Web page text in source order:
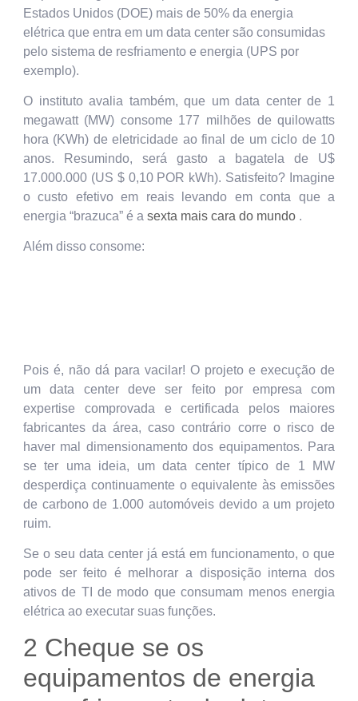
Estados Unidos (DOE) mais de 50% da energia
elétrica que entra em um data center são consumidas
pelo sistema de resfriamento e energia (UPS por
exemplo).
O instituto avalia também, que um data center de 1
megawatt (MW) consome 177 milhões de quilowatts
hora (KWh) de eletricidade ao final de um ciclo de 10
anos. Resumindo, será gasto a bagatela de U$
17.000.000 (US $ 0,10 POR kWh). Satisfeito? Imagine
o custo efetivo em reais levando em conta que a
energia “brazuca” é a sexta mais cara do mundo.
Além disso consome:
Pois é, não dá para vacilar! O projeto e execução de
um data center deve ser feito por empresa com
expertise comprovada e certificada pelos maiores
fabricantes da área, caso contrário corre o risco de
haver mal dimensionamento dos equipamentos. Para
se ter uma ideia, um data center típico de 1 MW
desperdiça continuamente o equivalente às emissões
de carbono de 1.000 automóveis devido a um projeto
ruim.
Se o seu data center já está em funcionamento, o que
pode ser feito é melhorar a disposição interna dos
ativos de TI de modo que consumam menos energia
elétrica ao executar suas funções.
2 Cheque se os
equipamentos de energia